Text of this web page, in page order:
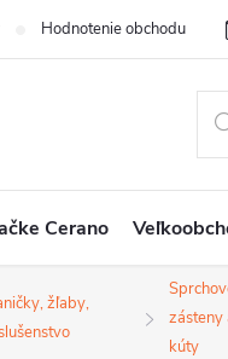
Hodnotenie obchodu
Cerano
žľaby,
zásteny
kúty